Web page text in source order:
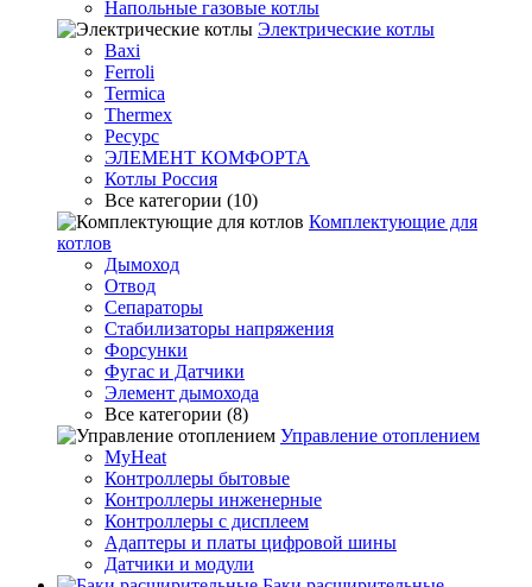
Напольные газовые котлы
Электрические котлы
Baxi
Ferroli
Termica
Thermex
Ресурс
ЭЛЕМЕНТ КОМФОРТА
Котлы Россия
Все категории (10)
Комплектующие для
котлов
Дымоход
Отвод
Сепараторы
Стабилизаторы напряжения
Форсунки
Фугас и Датчики
Элемент дымохода
Все категории (8)
Управление отоплением
MyHeat
Контроллеры бытовые
Контроллеры инженерные
Контроллеры с дисплеем
Адаптеры и платы цифровой шины
Датчики и модули